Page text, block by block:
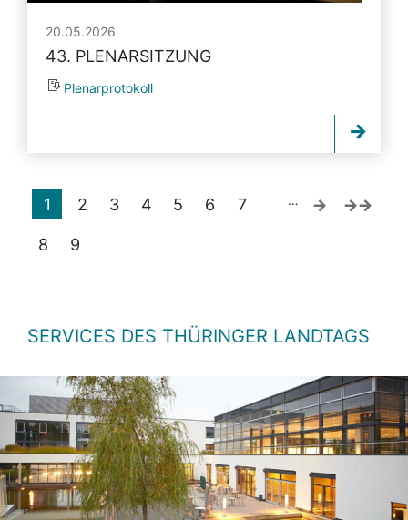
20.05.2026
43. PLENARSITZUNG
Plenarprotokoll
1 2 3 4 5 6 7
8 9
…
SERVICES DES THÜRINGER LANDTAGS